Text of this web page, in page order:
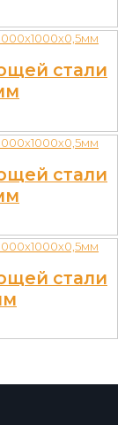
стали
стали
стали